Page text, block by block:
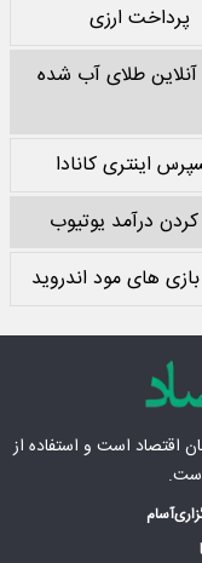
پرداخت ارزی
طلای آب شده
اینتری کانادا
درآمد یوتیوب
های مود اندروید
اقتصاد است و استفاده از
است.
آسام